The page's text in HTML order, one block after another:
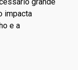
impacta
e a